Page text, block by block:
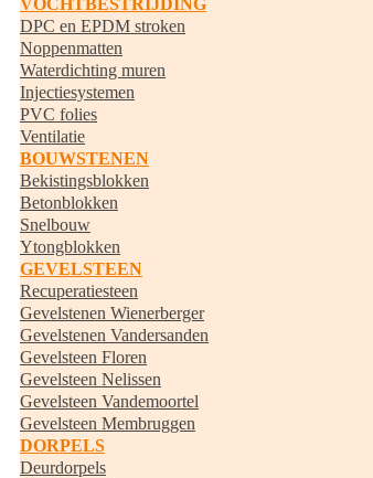
VOCHTBESTRIJDING
DPC en EPDM stroken
Noppenmatten
Waterdichting muren
Injectiesystemen
PVC folies
Ventilatie
BOUWSTENEN
Bekistingsblokken
Betonblokken
Snelbouw
Ytongblokken
GEVELSTEEN
Recuperatiesteen
Gevelstenen Wienerberger
Gevelstenen Vandersanden
Gevelsteen Floren
Gevelsteen Nelissen
Gevelsteen Vandemoortel
Gevelsteen Membruggen
DORPELS
Deurdorpels